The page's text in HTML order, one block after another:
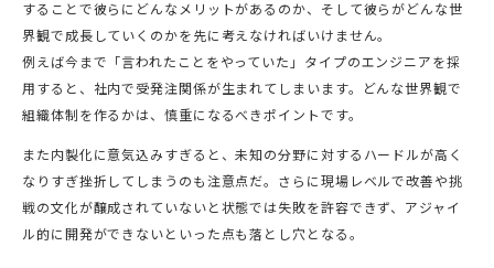
することで彼らにどんなメリットがあるのか、そして彼らがどんな世
界観で成長していくのかを先に考えなければいけません。
例えば今まで「言われたことをやっていた」タイプのエンジニアを採
用すると、社内で受発注関係が生まれてしまいます。どんな世界観で
組織体制を作るかは、慎重になるべきポイントです。
また内製化に意気込みすぎると、未知の分野に対するハードルが高く
なりすぎ挫折してしまうのも注意点だ。さらに現場レベルで改善や挑
戦の文化が醸成されていないと状態では失敗を許容できず、アジャイ
ル的に開発ができないといった点も落とし穴となる。